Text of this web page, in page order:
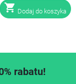
shopping_cart Dodaj do koszyka
rabatu!